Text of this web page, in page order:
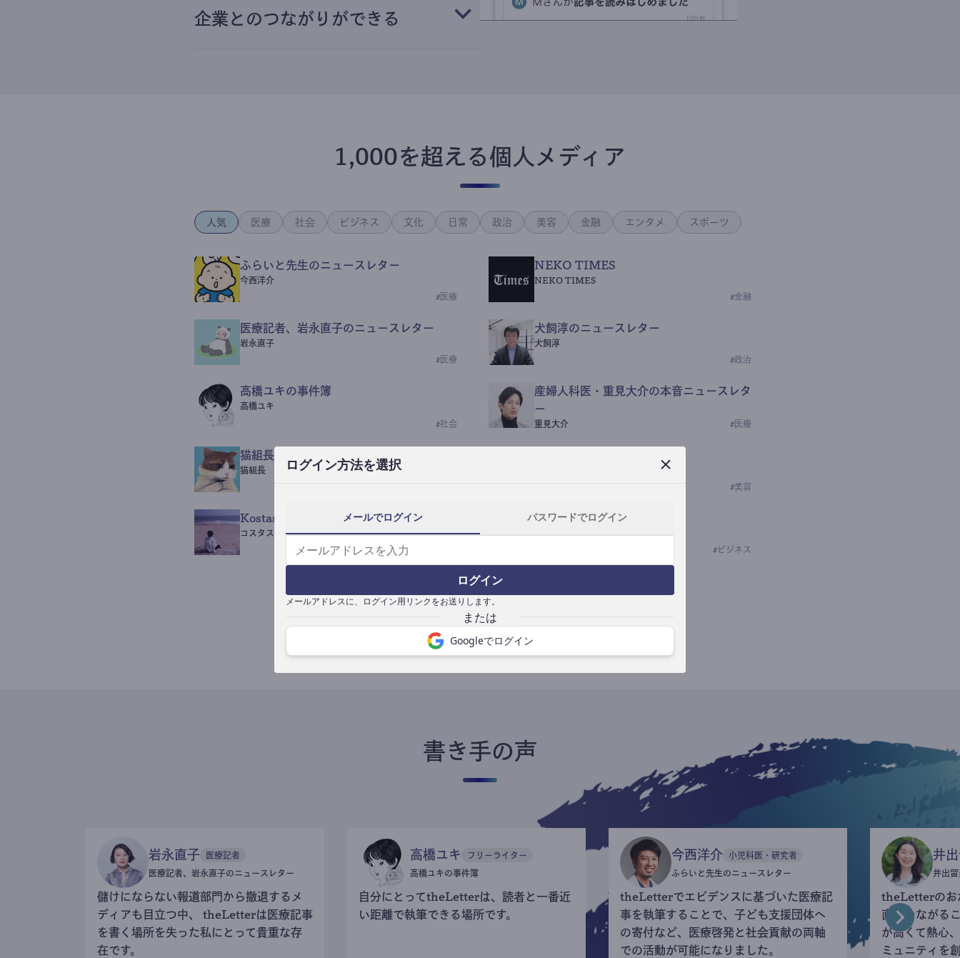
ログイン方法を選択
メールでログイン パスワードでログイン
ログイン
メールアドレスに、ログイン用リンクをお送りします。
Googleでログイン
企業とのつながりができる
1,000を超える個人メディア
人気 医療 社会 ビジネス 文化 日常 政治 美容 金融 エンタメ スポーツ
ふらいと先生のニュースレター
今西洋介
# 医療
NEKO TIMES
NEKO TIMES
#金融
医療記者、岩永直子のニュースレター
岩永直子
# 医療
犬飼淳のニュースレター
犬飼淳
#政治
高橋ユキの事件簿
高橋ユキ
#社会
産婦人科医・重見大介の本音ニュースレタ
ー
重見大介 # 医療
猫組長POST
猫組長
なつなつ（化粧品・皮膚科学の研究者）
#美容
Kostas Beauty News
コスタス
ｺｯｶﾗSaaS
# ビジネス
書き手になる
書き手の声
岩永直子 医療記者
医療記者、岩永直子のニュースレター
儲けにならない報道部門から撤退するメ
ディアも目立つ中、 theLetterは医療記事
を書く場所を失った私にとって貴重な存
在です。
高橋ユキ フリーライター
高橋ユキの事件簿
自分にとってtheLetterは、読者と一番近
い距離で執筆できる場所です。
今西洋介 小児科医・研究者
ふらいと先生のニュースレター
theLetterでエビデンスに基づいた医療記
事を執筆することで、子ども支援団体へ
の寄付など、医療啓発と社会貢献の両軸
での活動が可能になりました。
井
井出
theLetterのお
直接つながる
が高くて熱心
ミュニティを